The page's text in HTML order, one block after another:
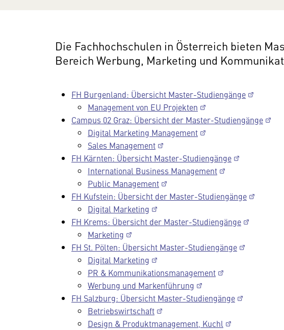
Die Fachhochschulen in Österreich bieten
Bereich Werbung, Marketing und
FH Burgenland: Übersicht Master-Studiengänge
Management von EU Projekten
Campus 02 Graz: Übersicht der Master-Studiengänge
Digital Marketing Management
Sales Management
FH Kärnten: Übersicht Master-Studiengänge
International Business Management
Public Management
FH Kufstein: Übersicht der Master-Studiengänge
Digital Marketing
FH Krems: Übersicht der Master-Studiengänge
Marketing
FH St. Pölten: Übersicht Master-Studiengänge
Digital Marketing
PR & Kommunikationsmanagement
Werbung und Markenführung
FH Salzburg: Übersicht Master-Studiengänge
Betriebswirtschaft
Design & Produktmanagement, Kuchl